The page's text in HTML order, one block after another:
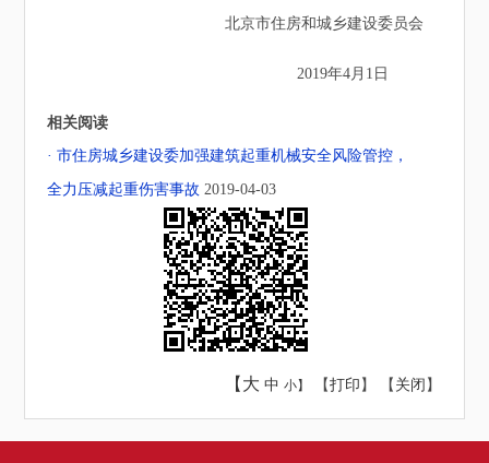
北京市住房和城乡建设委员会
2019年4月1日
相关阅读
· 市住房城乡建设委加强建筑起重机械安全风险管控，
全力压减起重伤害事故2019-04-03
【大 中 小】 【打印 】 【 关闭 】